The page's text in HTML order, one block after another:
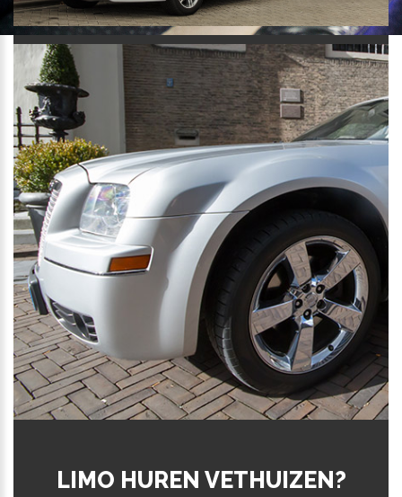
LIMO HUREN VETHUIZEN?